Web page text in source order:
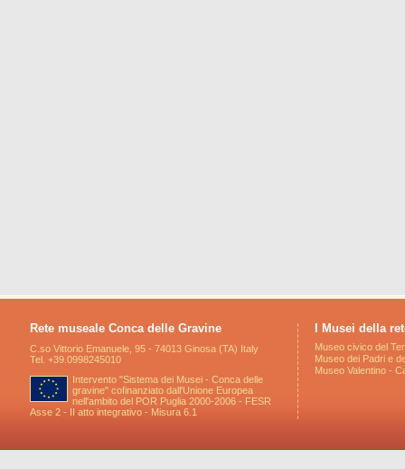
Rete museale Conca delle Gravine
C.so Vittorio Emanuele, 95 - 74013 Ginosa (TA) Italy
Tel. +39.0998245010
Intervento "Sistema dei Musei - Conca delle
gravine" cofinanziato dall'Unione Europea
nell'ambito del POR Puglia 2000-2006 - FESR
Asse 2 - II atto integrativo - Misura 6.1
I Musei della
Museo civico del
Museo dei Padri e
Museo Valentino -